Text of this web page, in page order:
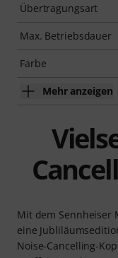
Übertragungsart
Max. Betriebsdauer
Farbe
Mehr anzeigen
Mit dem Sennheiser
eine
Noise-Cancelling-